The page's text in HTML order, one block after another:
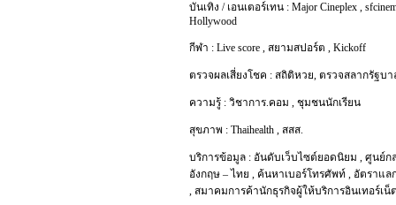
บันเทิง / เอนเตอร์เทน : Major Cineplex ,
Hollywood
กีฬา : Live score , สยามสปอร์ต , Kickoff
ตรวจผลเสี่ยงโชค : สถิติหวย, ตรวจสลากรัฐบา
ความรู้ : วิชาการ.คอม , ชุมชนนักเรียน
สุขภาพ : Thaihealth , สสส.
บริการข้อมูล : อันดับเว็บไซต์ยอดนิยม , ศูนย์ก
อังกฤษ – ไทย , ค้นหาเบอร์โทรศัพท์ , อัตราแล
, สมาคมการค้านักธุรกิจผู้ให้บริการอินเทอร์เน็